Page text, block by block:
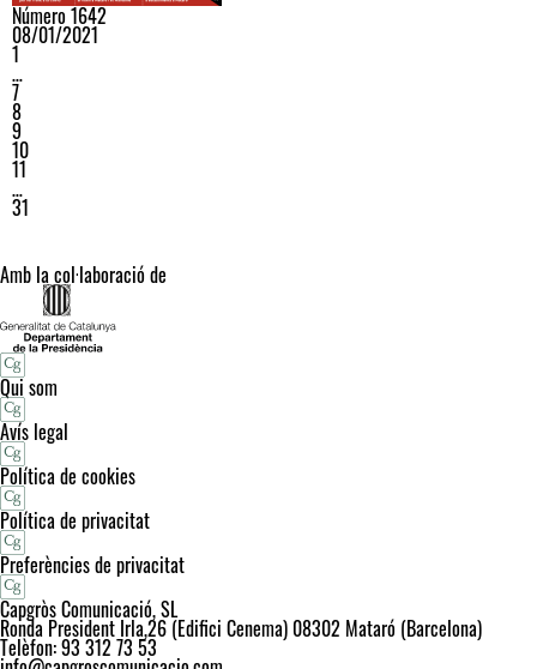
Número 1642
08/01/2021
1
…
7
8
9
10
11
…
31
Amb la col·laboració de
Qui som
Avís legal
Política de cookies
Política de privacitat
Preferències de privacitat
Capgròs Comunicació, SL
Ronda President Irla,26 (Edifici Cenema) 08302 Mataró (Barcelona)
Telèfon: 93 312 73 53